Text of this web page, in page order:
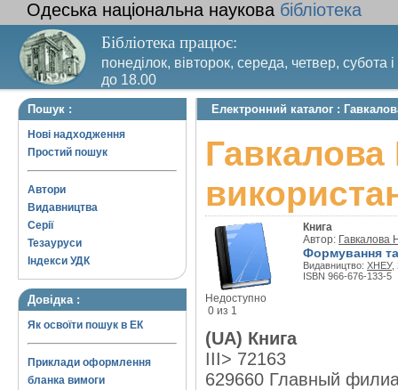
Одеська національна наукова бібліотека
Бібліотека працює:
понеділок, вівторок, середа, четвер, субота
до 18.00
Вихідний день – п’ятниця. Останній четвер
Пошук :
Нові надходження
Простий пошук
Автори
Видавництва
Серії
Тезауруси
Індекси УДК
Довідка :
Як освоїти пошук в ЕК
Приклади оформлення
бланка вимоги
Електронний каталог :
Гавкалова
Недоступно
0 из 1
Книга
Автор: Гавкалова
Формування та
Видавництво: ХНЕУ,
ISBN 966-676-133-5
(UA) Книга
III> 72163
629660 Главный